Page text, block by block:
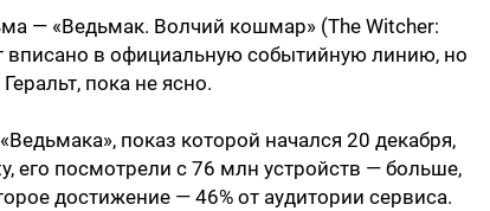
— «Ведьмак. Волчий кошмар» (The Witcher:
вписано в официальную событийную линию, но
пока не ясно.
показ которой начался 20 декабря,
его посмотрели с 76 млн устройств — больше,
достижение — 46% от аудитории сервиса.